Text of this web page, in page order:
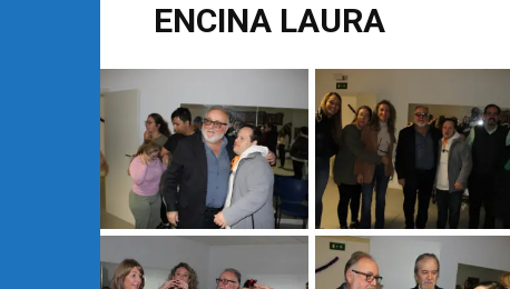
ENCINA LAURA